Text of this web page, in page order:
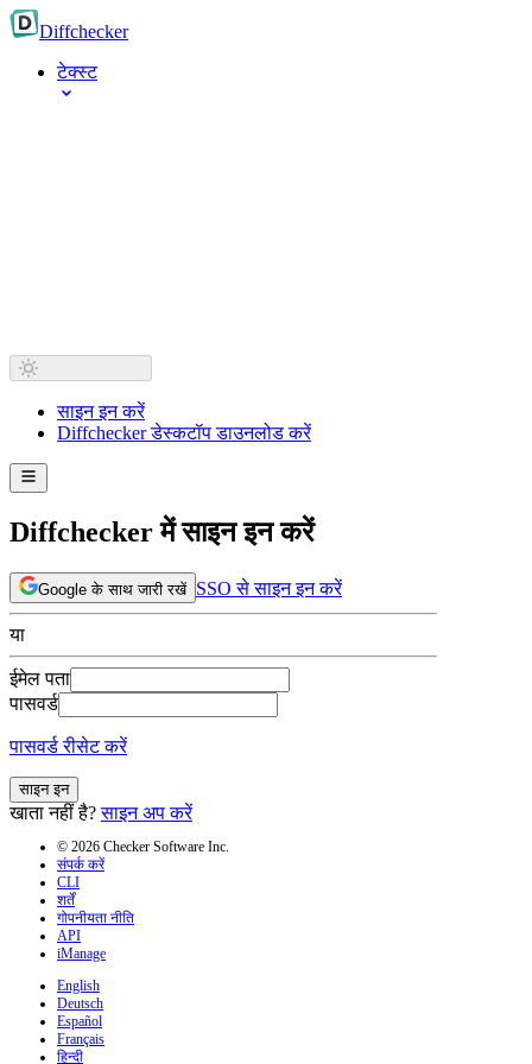
Diffchecker
टेक्स्ट
साइन इन करें
Diffchecker डेस्कटॉप डाउनलोड करें
Diffchecker में साइन इन करें
Google के साथ जारी रखें SSO से साइन इन करें
या
ईमेल पता
पासवर्ड
पासवर्ड रीसेट करें
साइन इन
खाता नहीं है? साइन अप करें
© 2026 Checker Software Inc.
संपर्क करें
CLI
शर्तें
गोपनीयता नीति
API
iManage
English
Deutsch
Español
Français
हिन्दी